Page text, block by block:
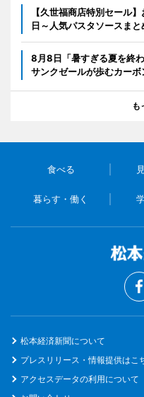
【久世福商店特別セール
日～人気パスタソースま
8月8日「暑すぎる夏を終
サンクゼールが歩むカー
も
食べる
暮らす・働く
松本経済新聞について
プレスリリース・情報提供はこ
アクセスデータの利用について